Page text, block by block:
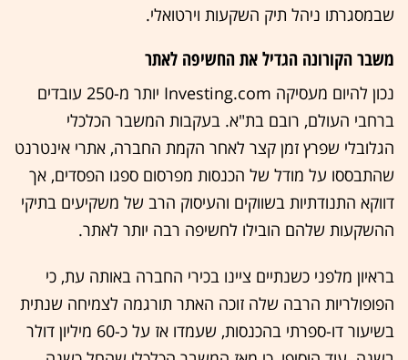
שבמסגרתו ניהל תיק השקעות וירטואלי.
משבר הקורונה הגדיל את החשיפה לאתר
נכון להיום מעסיקה Investing.com יותר מ-250 עובדים
ברחבי העולם, רובם בת"א. בעקבות המשבר הכלכלי
הגלובלי שפרץ זמן קצר לאחר הקמת החברה, אתרי אינטרנט
שהתבססו על מודל של הכנסות מפרסום ספגו הפסדים, אך
דווקא התנודתיות בשווקים והעיסוק הרב של משקיעים בתיקי
ההשקעות שלהם הובילו לחשיפה רבה יותר לאתר.
בראיון מלפני כשנתיים ציינו בכירי החברה באותה עת, כי
הפופולריות הרבה שלה זוכה האתר תורגמה לצמיחה שנתית
בשיעור דו-ספרתי בהכנסות, שעמדו אז על כ-60 מיליון דולר